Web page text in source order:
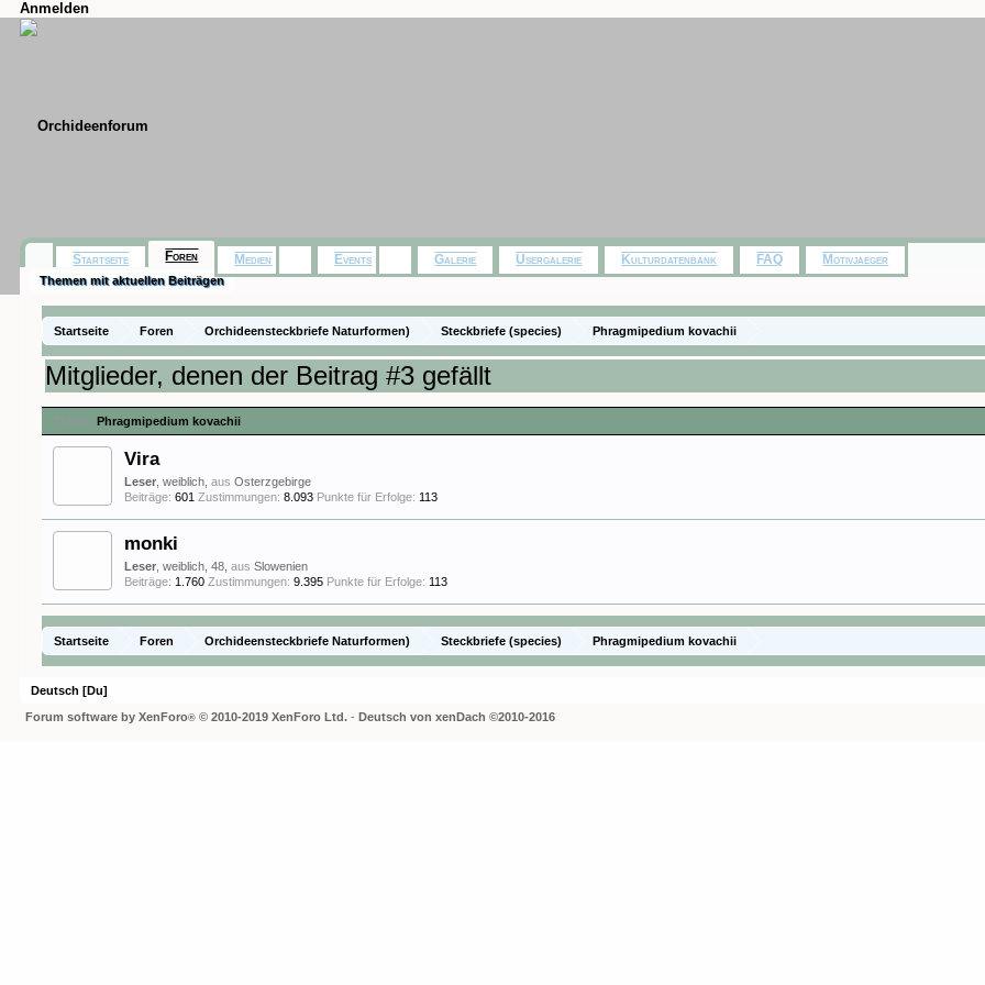
Anmelden
Startseite Foren Orchideensteckbriefe Naturformen) Steckbriefe (species) Phragmipedium kovachii
Mitglieder, denen der Beitrag #3 gefällt
Thema: Phragmipedium kovachii
Vira
Leser , weiblich,aus Osterzgebirge
Beiträge: 601 Zustimmungen: 8.093 Punkte für Erfolge: 113
monki
Leser , weiblich, 48,aus Slowenien
Beiträge: 1.760 Zustimmungen: 9.395 Punkte für Erfolge: 113
Startseite Foren Orchideensteckbriefe Naturformen) Steckbriefe (species) Phragmipedium kovachii
Startseite Foren
Themen mit aktuellen Beiträgen
Medien Events Galerie Usergalerie Kulturdatenbank FAQ Motivjaeger
Deutsch [Du]
Forum software by XenForo® © 2010-2019 XenForo Ltd. -Deutsch von xenDach©2010-2016